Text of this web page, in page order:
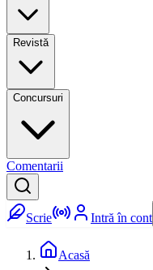
Revistă
Concursuri
Comentarii
Scrie Intră în cont
Acasă